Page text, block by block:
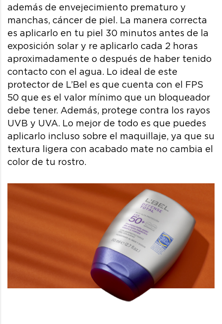
además de envejecimiento prematuro y
manchas, cáncer de piel. La manera correcta
es aplicarlo en tu piel 30 minutos antes de la
exposición solar y re aplicarlo cada 2 horas
aproximadamente o después de haber tenido
contacto con el agua. Lo ideal de este
protector de L’Bel es que cuenta con el FPS
50 que es el valor mínimo que un bloqueador
debe tener. Además, protege contra los rayos
UVB y UVA. Lo mejor de todo es que puedes
aplicarlo incluso sobre el maquillaje, ya que su
textura ligera con acabado mate no cambia el
color de tu rostro.